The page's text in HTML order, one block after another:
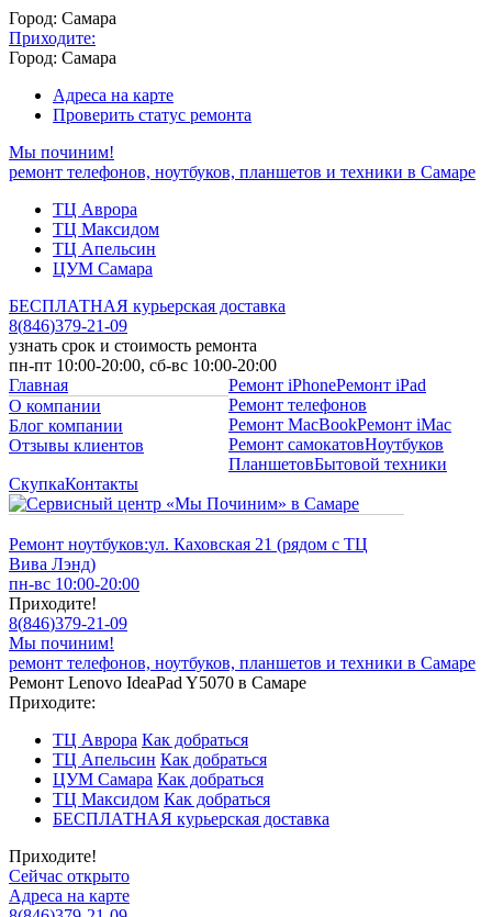
Город: Самара
Приходите:
Город: Самара
Адреса на карте
Проверить статус ремонта
Мы починим!
ремонт телефонов, ноутбуков, планшетов и техники в Самаре
ТЦ Аврора
ТЦ Максидом
ТЦ Апельсин
ЦУМ Самара
БЕСПЛАТНАЯ курьерская доставка
8(846)379-21-09
узнать срок и стоимость ремонта
пн-пт 10:00-20:00, сб-вс 10:00-20:00
Главная
О компании
Блог компании
Отзывы клиентов
Ремонт iPhoneРемонт iPad
Ремонт телефонов
Ремонт MacBookРемонт iMac
Ремонт самокатовНоутбуков
ПланшетовБытовой техники
СкупкаКонтакты
Ремонт ноутбуков:ул. Каховская 21 (рядом с ТЦ
Вива Лэнд)
пн-вс 10:00-20:00
Приходите!
8(846)379-21-09
Мы починим!
ремонт телефонов, ноутбуков, планшетов и техники в Самаре
Ремонт Lenovo IdeaPad Y5070 в Самаре
Приходите:
ТЦ Аврора Как добраться
ТЦ Апельсин Как добраться
ЦУМ Самара Как добраться
ТЦ Максидом Как добраться
БЕСПЛАТНАЯ курьерская доставка
Приходите!
Сейчас открыто
Адреса на карте